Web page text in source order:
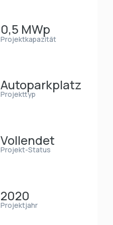
0,5 MWp
Projektkapazität
Autoparkplatz
Projekttyp
Vollendet
Projekt-Status
2020
Projektjahr